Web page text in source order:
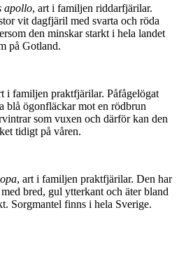
apollo, art i familjen riddarfjärilar.
vit dagfjäril med svarta och röda
den minskar starkt i hela landet
på Gotland.
i familjen praktfjärilar. Påfågelögat
blå ögonfläckar mot en rödbrun
som vuxen och därför kan den
tidigt på våren.
, art i familjen praktfjärilar. Den har
bred, gul ytterkant och äter bland
Sorgmantel finns i hela Sverige.